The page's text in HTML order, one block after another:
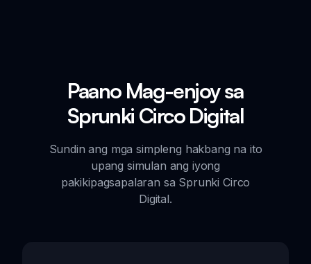
Paano Mag-enjoy sa
Sprunki Circo Digital
Sundin ang mga simpleng hakbang na ito
upang simulan ang iyong
pakikipagsapalaran sa Sprunki Circo
Digital.